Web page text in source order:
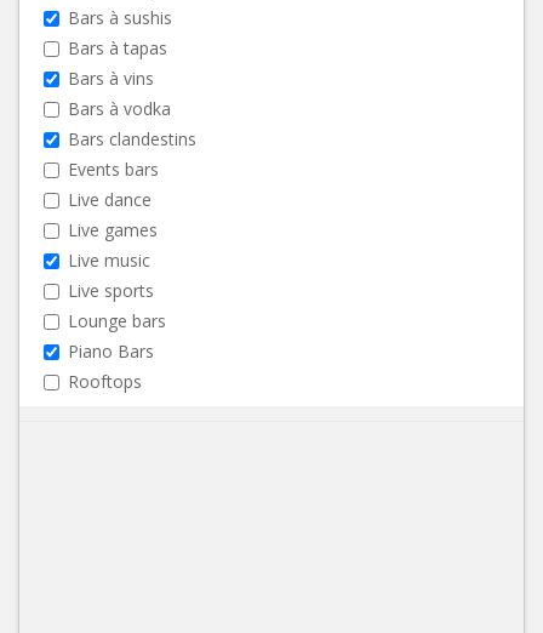
Bars à sushis
Bars à tapas
Bars à vins
Bars à vodka
Bars clandestins
Events bars
Live dance
Live games
Live music
Live sports
Lounge bars
Piano Bars
Rooftops